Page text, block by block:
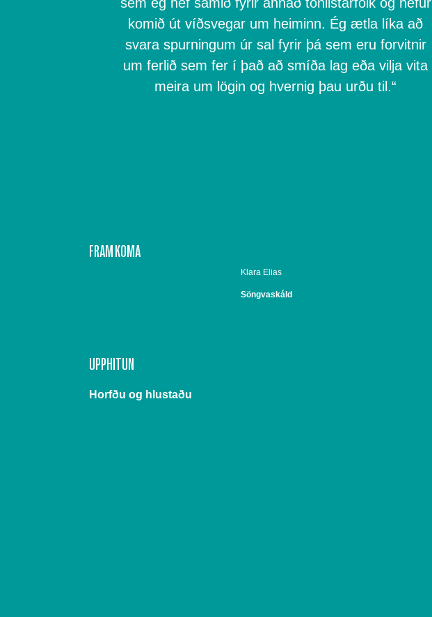
komið út víðsvegar um heiminn. Ég ætla líka að
svara spurningum úr sal fyrir þá sem eru forvitnir
um ferlið sem fer í það að smíða lag eða vilja vita
meira um lögin og hvernig þau urðu til.“
FRAM KOMA
Klara Elias
Söngvaskáld
UPPHITUN
Horfðu og hlustaðu